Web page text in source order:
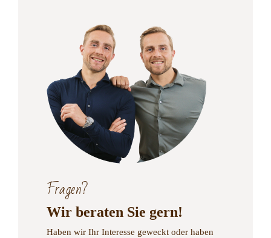
Fragen?
Wir beraten Sie gern!
Haben wir Ihr Interesse geweckt oder haben